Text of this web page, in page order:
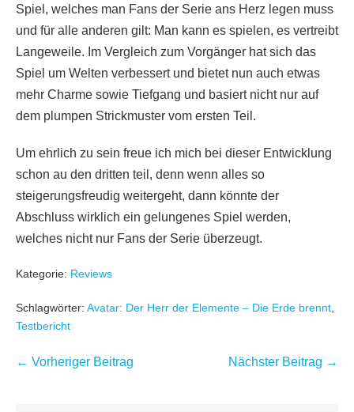
Spiel, welches man Fans der Serie ans Herz legen muss
und für alle anderen gilt: Man kann es spielen, es vertreibt
Langeweile. Im Vergleich zum Vorgänger hat sich das
Spiel um Welten verbessert und bietet nun auch etwas
mehr Charme sowie Tiefgang und basiert nicht nur auf
dem plumpen Strickmuster vom ersten Teil.
Um ehrlich zu sein freue ich mich bei dieser Entwicklung
schon au den dritten teil, denn wenn alles so
steigerungsfreudig weitergeht, dann könnte der
Abschluss wirklich ein gelungenes Spiel werden,
welches nicht nur Fans der Serie überzeugt.
Kategorie: Reviews
Schlagwörter: Avatar: Der Herr der Elemente – Die Erde brennt,
Testbericht
Beitragsnavigation
← Vorheriger Beitrag Nächster Beitrag →